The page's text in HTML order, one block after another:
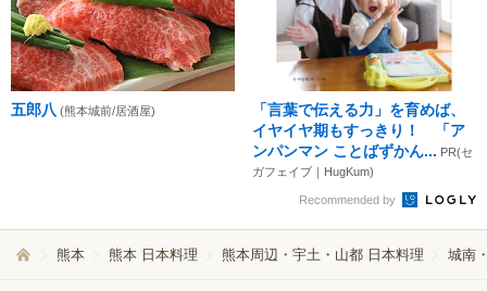
五郎八 (熊本城前/居酒屋)
「言葉で伝える力」を育めば、
イヤイヤ期もすっきり！ 「ア
ンパンマン ことばずかん... PR(セ
ガフェイブ｜HugKum)
Recommended by
熊本 熊本 日本料理 熊本周辺・宇土・山都 日本料理 城南